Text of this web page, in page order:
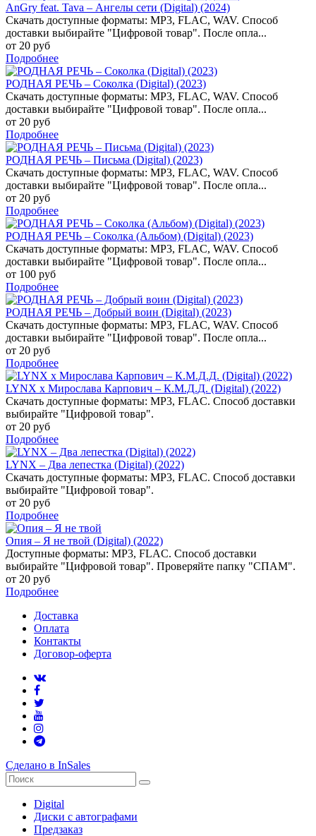
AnGry feat. Tava – Ангелы сети (Digital) (2024)
Скачать доступные форматы: MP3, FLAC, WAV. Способ
доставки выбирайте "Цифровой товар". После опла...
от 20 руб
Подробнее
РОДНАЯ РЕЧЬ – Соколка (Digital) (2023)
Скачать доступные форматы: MP3, FLAC, WAV. Способ
доставки выбирайте "Цифровой товар". После опла...
от 20 руб
Подробнее
РОДНАЯ РЕЧЬ – Письма (Digital) (2023)
Скачать доступные форматы: MP3, FLAC, WAV. Способ
доставки выбирайте "Цифровой товар". После опла...
от 20 руб
Подробнее
РОДНАЯ РЕЧЬ – Соколка (Альбом) (Digital) (2023)
Скачать доступные форматы: MP3, FLAC, WAV. Способ
доставки выбирайте "Цифровой товар". После опла...
от 100 руб
Подробнее
РОДНАЯ РЕЧЬ – Добрый воин (Digital) (2023)
Скачать доступные форматы: MP3, FLAC, WAV. Способ
доставки выбирайте "Цифровой товар". После опла...
от 20 руб
Подробнее
LYNX x Мирослава Карпович – К.М.Д.Д. (Digital) (2022)
Скачать доступные форматы: MP3, FLAC. Способ доставки
выбирайте "Цифровой товар".
от 20 руб
Подробнее
LYNX – Два лепестка (Digital) (2022)
Скачать доступные форматы: MP3, FLAC. Способ доставки
выбирайте "Цифровой товар".
от 20 руб
Подробнее
Опия – Я не твой (Digital) (2022)
Доступные форматы: MP3, FLAC. Способ доставки
выбирайте "Цифровой товар". Проверяйте папку "СПАМ".
от 20 руб
Подробнее
Доставка
Оплата
Контакты
Договор-оферта
Сделано в InSales
Digital
Диски с автографами
Предзаказ